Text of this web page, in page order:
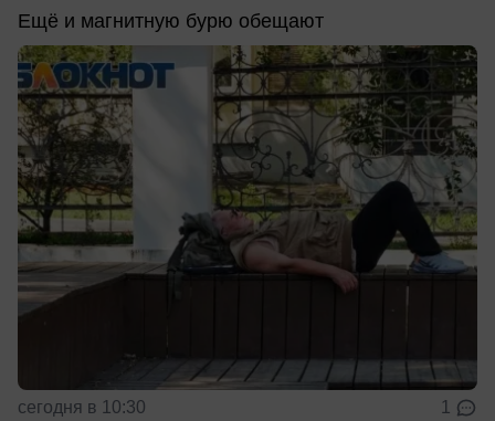
Ещё и магнитную бурю обещают
сегодня в 10:30 1